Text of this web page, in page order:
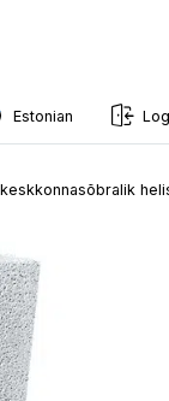
Estonian
Swedish
French
Estonian
Finnish